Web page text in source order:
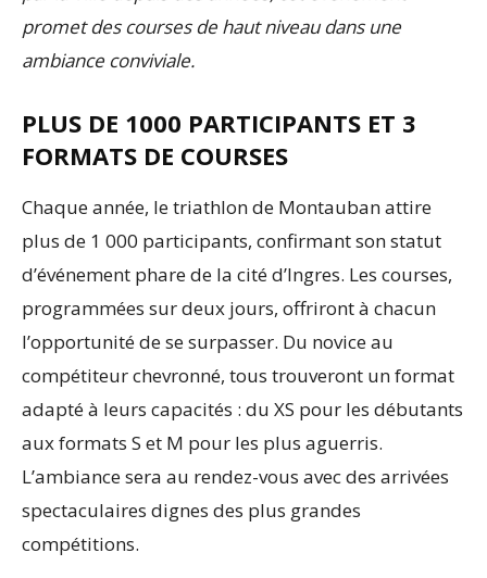
promet des courses de haut niveau dans une
ambiance conviviale.
PLUS DE 1000 PARTICIPANTS ET 3
FORMATS DE COURSES
Chaque année, le triathlon de Montauban attire
plus de 1 000 participants, confirmant son statut
d’événement phare de la cité d’Ingres. Les courses,
programmées sur deux jours, offriront à chacun
l’opportunité de se surpasser. Du novice au
compétiteur chevronné, tous trouveront un format
adapté à leurs capacités : du XS pour les débutants
aux formats S et M pour les plus aguerris.
L’ambiance sera au rendez-vous avec des arrivées
spectaculaires dignes des plus grandes
compétitions.